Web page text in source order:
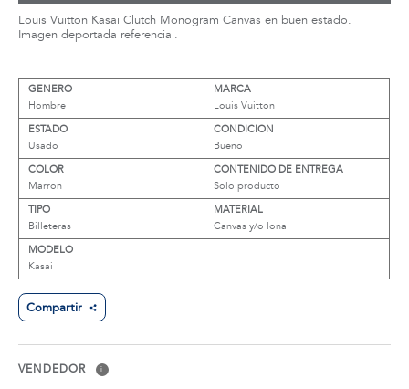
Louis Vuitton Kasai Clutch Monogram Canvas en buen estado.
Imagen deportada referencial.
GENERO
Hombre
MARCA
Louis Vuitton
ESTADO
Usado
CONDICION
Bueno
COLOR
Marron
CONTENIDO DE ENTREGA
Solo producto
TIPO
Billeteras
MATERIAL
Canvas y/o lona
MODELO
Kasai
Compartir
VENDEDOR i